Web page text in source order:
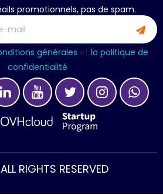
promotionnels, pas de spam.
générales et la politique de
confidentialité
RIGHTS RESERVED